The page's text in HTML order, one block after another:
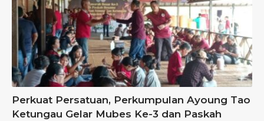
Perkuat Persatuan, Perkumpulan Ayoung Tao
Ketungau Gelar Mubes Ke-3 dan Paskah